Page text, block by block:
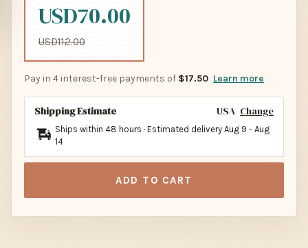
USD70.00
USD112.00
Pay in 4 interest-free payments of $17.50 Learn more
Shipping Estimate USA Change
Ships within 48 hours · Estimated delivery Aug 9 - Aug
14
ADD TO CART